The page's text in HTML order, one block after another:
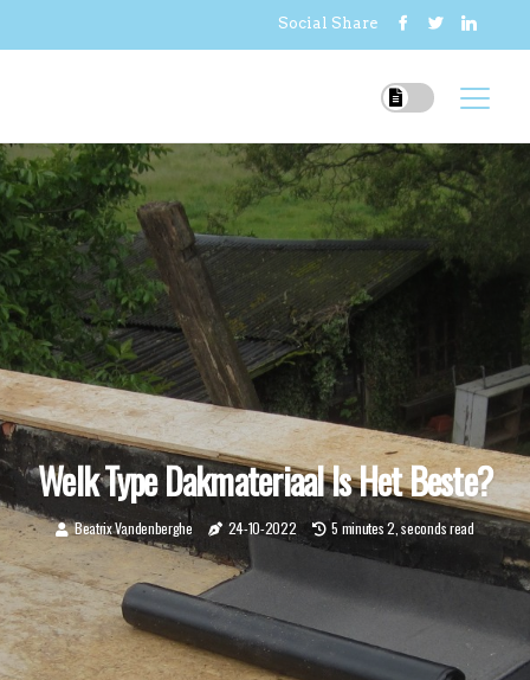
Social Share
Welk Type Dakmateriaal Is Het Beste?
Beatrix Vandenberghe 24-10-2022 5 minutes 2, seconds read